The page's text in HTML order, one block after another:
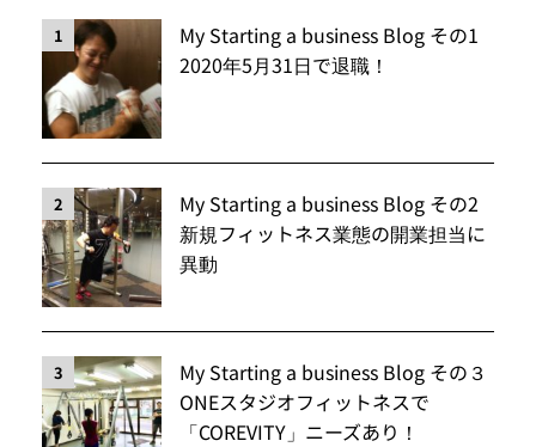
1
My Starting a business Blog その1
2020年5月31日で退職！
2
My Starting a business Blog その2
新規フィットネス業態の開業担当に
異動
3
My Starting a business Blog その３
ONEスタジオフィットネスで
「COREVITY」ニーズあり！